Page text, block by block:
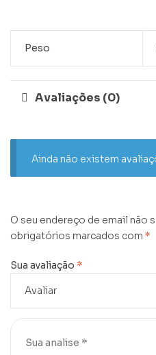
Peso
Avaliações (0)
Ainda não existem
O seu endereço de email não
obrigatórios marcados com *
Sua avaliação *